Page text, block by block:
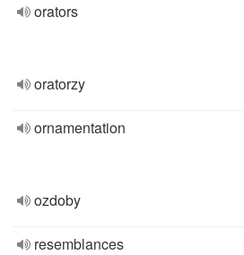
orators
oratorzy
ornamentation
ozdoby
resemblances